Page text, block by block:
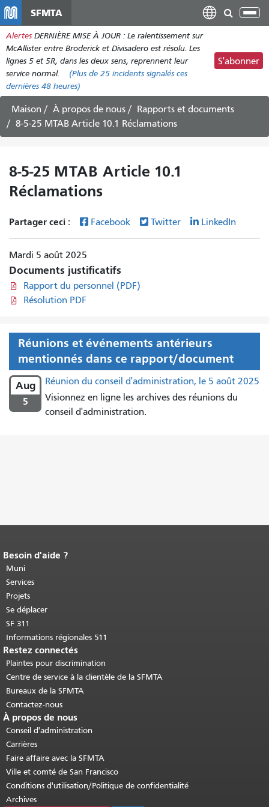
contenu
principal
SFMTA
Alertes DERNIÈRE MISE À JOUR : Le ralentissement sur
McAllister entre Broderick et Divisadero est résolu. Les
lignes 5 et 5R, dans les deux sens, reprennent leur
service normal.
(Plus de 25 incidents signalés ces
dernières 48 heures)
S'abonner
Maison À propos de nous
Rapports et documents
8-5-25 MTAB Article 10.1 Réclamations
8-5-25 MTAB Article 10.1
Réclamations
Partager ceci : Facebook Twitter LinkedIn
Mardi 5 août 2025
Documents justificatifs
Rapport du personnel (PDF)
Résolution PDF
Réunions et événements antérieurs
mentionnés dans ce rapport/document
Aug
5
Réunion du conseil d'administration, le 5 août 2025
Visionnez en ligne les archives des réunions du
conseil d'administration.
Fin du contenu de la page.
cette page se répète sur chaque page.
Retour au haut du contenu principal
Besoin d'aide ?
Muni
Services
Projets
Se déplacer
SF 311
Informations régionales 511
Restez connectés
Plaintes pour discrimination
Centre de service à la clientèle de la SFMTA
Bureaux de la SFMTA
Contactez-nous
À propos de nous
Conseil d'administration
Carrières
Faire affaire avec la SFMTA
Ville et comté de San Francisco
Conditions d'utilisation/Politique de confidentialité
Archives